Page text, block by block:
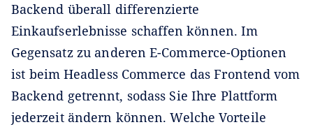
Backend überall differenzierte
Einkaufserlebnisse schaffen können. Im
Gegensatz zu anderen E-Commerce-Optionen
ist beim Headless Commerce das Frontend vom
Backend getrennt, sodass Sie Ihre Plattform
jederzeit ändern können. Welche Vorteile